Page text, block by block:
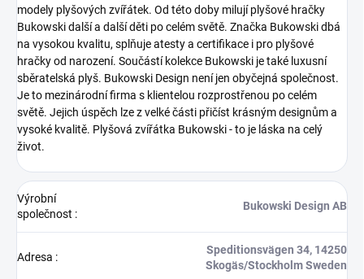
modely plyšových zvířátek. Od této doby milují plyšové hračky
Bukowski další a další děti po celém světě. Značka Bukowski dbá
na vysokou kvalitu, splňuje atesty a certifikace i pro plyšové
hračky od narození. Součástí kolekce Bukowski je také luxusní
sběratelská plyš. Bukowski Design není jen obyčejná společnost.
Je to mezinárodní firma s klientelou rozprostřenou po celém
světě. Jejich úspěch lze z velké části přičíst krásným designům a
vysoké kvalitě. Plyšová zvířátka Bukowski - to je láska na celý
život.
Výrobní
společnost :
Bukowski Design AB
Adresa :
Speditionsvägen 34, 14250
Skogäs/Stockholm Sweden